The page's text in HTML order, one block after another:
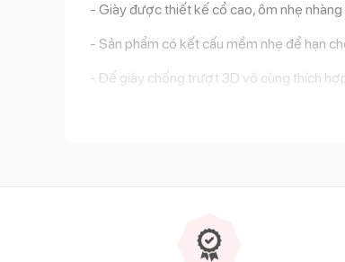
- Giày được thiết kế cổ cao, ôm nhẹ
- Sản phẩm có kết cấu mềm nhẹ để hạn
- Đế giày chống trượt 3D vô cùng thích